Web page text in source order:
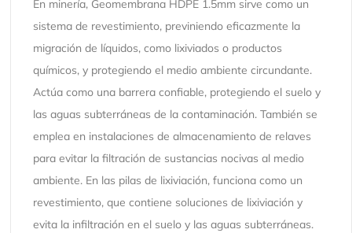
En minería, Geomembrana HDPE 1.5mm sirve como un
sistema de revestimiento, previniendo eficazmente la
migración de líquidos, como lixiviados o productos
químicos, y protegiendo el medio ambiente circundante.
Actúa como una barrera confiable, protegiendo el suelo y
las aguas subterráneas de la contaminación. También se
emplea en instalaciones de almacenamiento de relaves
para evitar la filtración de sustancias nocivas al medio
ambiente. En las pilas de lixiviación, funciona como un
revestimiento, que contiene soluciones de lixiviación y
evita la infiltración en el suelo y las aguas subterráneas.